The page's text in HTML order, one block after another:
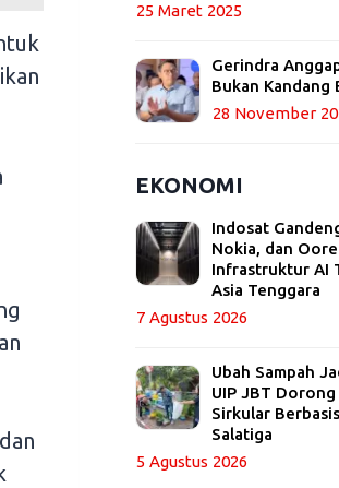
25 Maret 2025
Gerindra
Bukan Kandang
28 November
EKONOMI
Indosat
Nokia, dan
Infrastruktur AI
Asia Tenggara
7 Agustus 2026
Ubah Sampah
UIP JBT
Sirkular
Salatiga
5 Agustus 2026